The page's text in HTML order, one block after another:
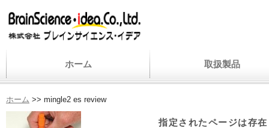
ホーム 取扱製品
ホーム >> mingle2 es review
指定されたページは存